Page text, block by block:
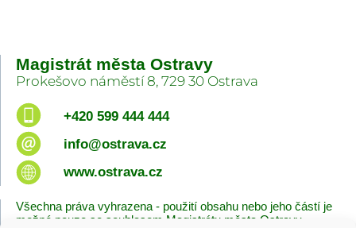
Magistrát města Ostravy
Prokešovo náměstí 8, 729 30 Ostrava
+420 599 444 444
info@ostrava.cz
www.ostrava.cz
Všechna práva vyhrazena - použití obsahu nebo jeho částí je
možné pouze se souhlasem Magistrátu města Ostravy.